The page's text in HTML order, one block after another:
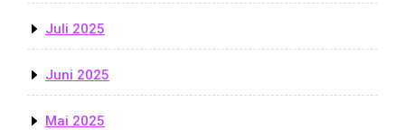
Juli 2025
Juni 2025
Mai 2025